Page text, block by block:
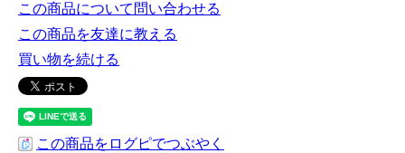
この商品について問い合わせる
この商品を友達に教える
買い物を続ける
この商品をログピでつぶやく